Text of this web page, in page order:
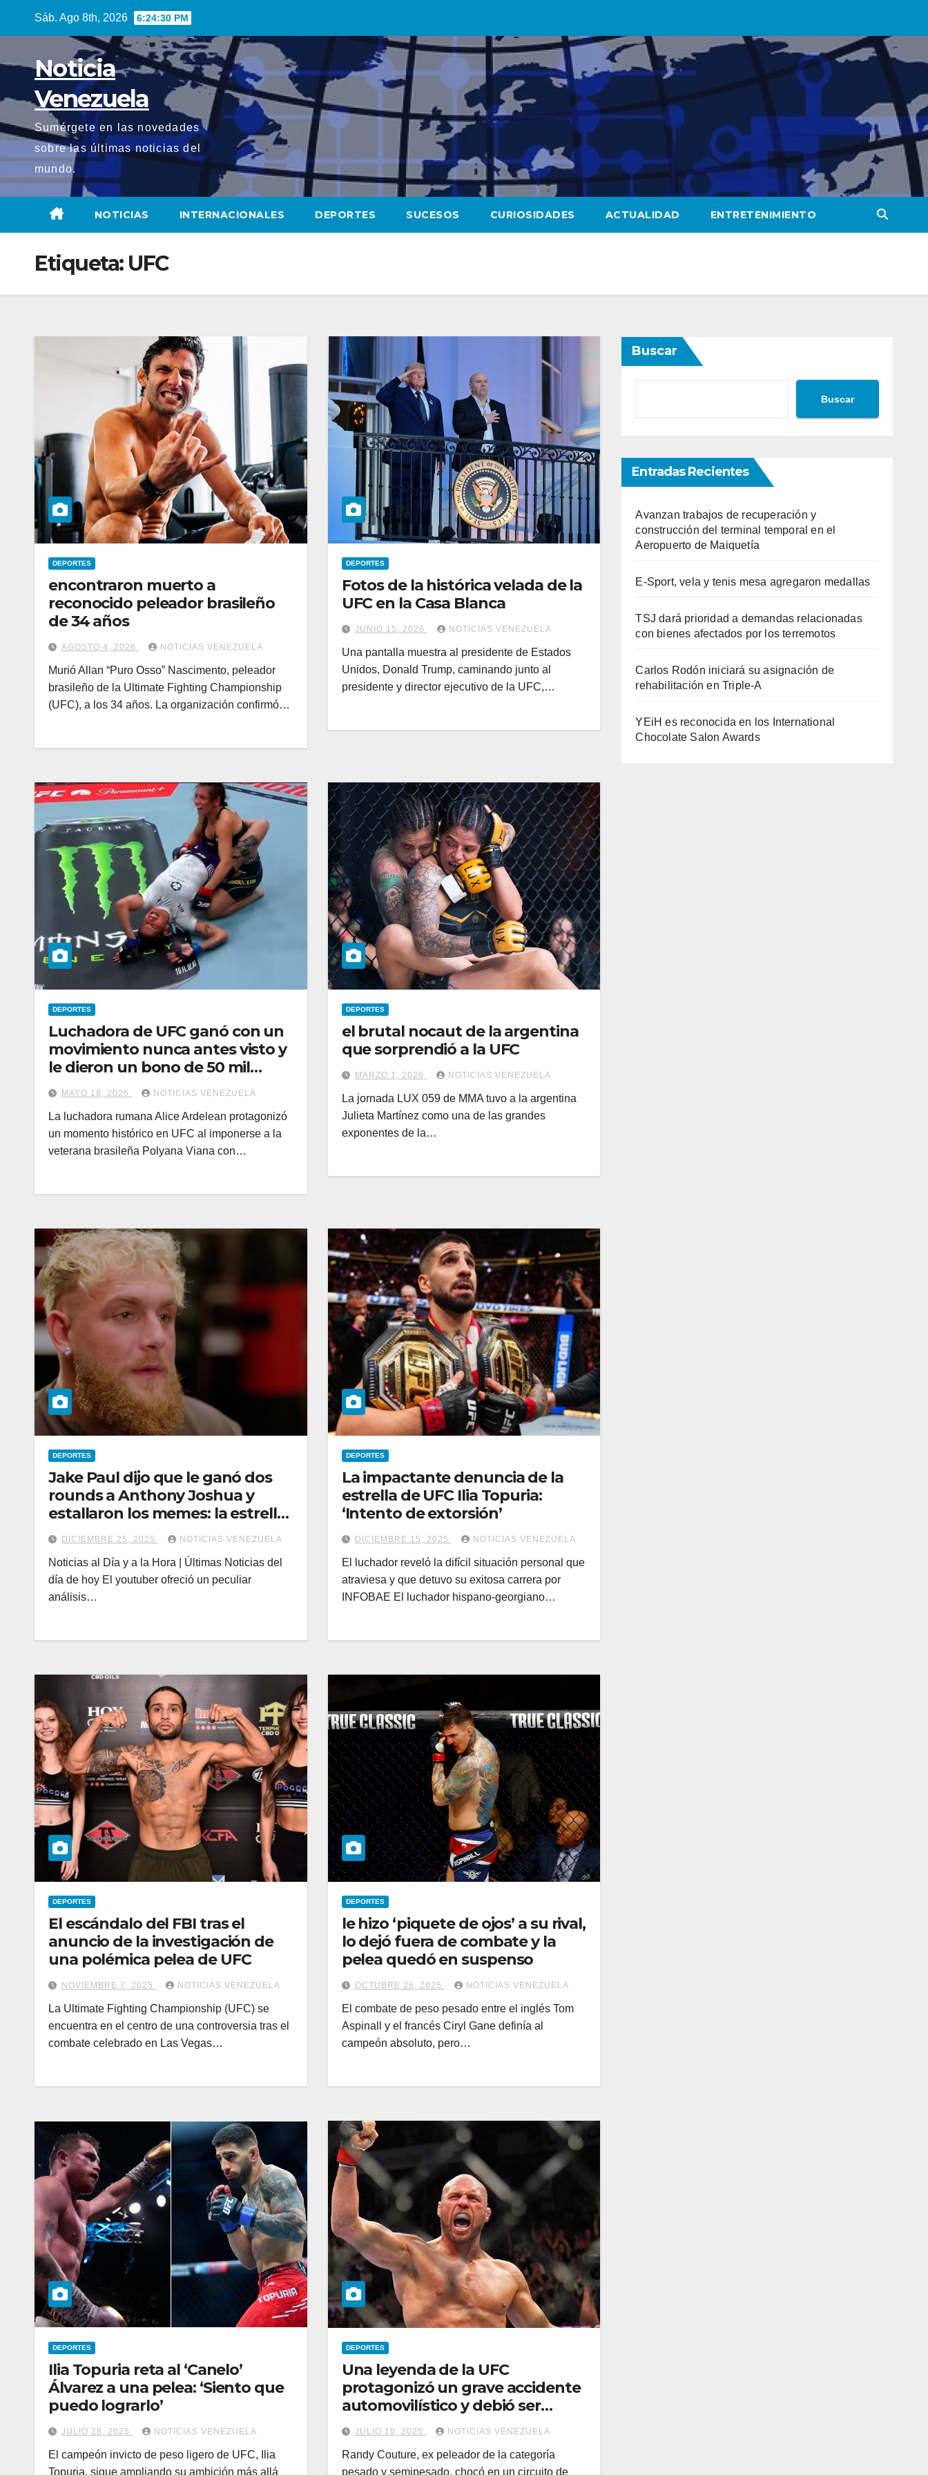
Sáb. Ago 8th, 2026 6:24:31 PM
Noticia
Venezuela
Sumérgete en las novedades
sobre las últimas noticias del
mundo.
NOTICIAS INTERNACIONALES DEPORTES SUCESOS CURIOSIDADES ACTUALIDAD ENTRETENIMIENTO
Etiqueta: UFC
DEPORTES
encontraron muerto a
reconocido peleador brasileño
de 34 años
AGOSTO 4, 2026 NOTICIAS VENEZUELA
Murió Allan “Puro Osso” Nascimento, peleador
brasileño de la Ultimate Fighting Championship
(UFC), a los 34 años. La organización confirmó…
DEPORTES
Fotos de la histórica velada de la
UFC en la Casa Blanca
JUNIO 15, 2026 NOTICIAS VENEZUELA
Una pantalla muestra al presidente de Estados
Unidos, Donald Trump, caminando junto al
presidente y director ejecutivo de la UFC,…
DEPORTES
Luchadora de UFC ganó con un
movimiento nunca antes visto y
le dieron un bono de 50 mil
dólares
MAYO 18, 2026 NOTICIAS VENEZUELA
La luchadora rumana Alice Ardelean protagonizó
un momento histórico en UFC al imponerse a la
veterana brasileña Polyana Viana con…
DEPORTES
el brutal nocaut de la argentina
que sorprendió a la UFC
MARZO 1, 2026 NOTICIAS VENEZUELA
La jornada LUX 059 de MMA tuvo a la argentina
Julieta Martínez como una de las grandes
exponentes de la…
DEPORTES
Jake Paul dijo que le ganó dos
rounds a Anthony Joshua y
estallaron los memes: la estrella
de la UFC a la que desafió
DICIEMBRE 25, 2025 NOTICIAS VENEZUELA
Noticias al Día y a la Hora | Últimas Noticias del
día de hoy El youtuber ofreció un peculiar
análisis…
DEPORTES
La impactante denuncia de la
estrella de UFC Ilia Topuria:
‘Intento de extorsión’
DICIEMBRE 15, 2025 NOTICIAS VENEZUELA
El luchador reveló la difícil situación personal que
atraviesa y que detuvo su exitosa carrera por
INFOBAE El luchador hispano-georgiano…
DEPORTES
El escándalo del FBI tras el
anuncio de la investigación de
una polémica pelea de UFC
NOVIEMBRE 7, 2025 NOTICIAS VENEZUELA
La Ultimate Fighting Championship (UFC) se
encuentra en el centro de una controversia tras el
combate celebrado en Las Vegas…
DEPORTES
le hizo ‘piquete de ojos’ a su rival,
lo dejó fuera de combate y la
pelea quedó en suspenso
OCTUBRE 26, 2025 NOTICIAS VENEZUELA
El combate de peso pesado entre el inglés Tom
Aspinall y el francés Ciryl Gane definía al
campeón absoluto, pero…
DEPORTES
Ilia Topuria reta al ‘Canelo’
Álvarez a una pelea: ‘Siento que
puedo lograrlo’
JULIO 28, 2025 NOTICIAS VENEZUELA
El campeón invicto de peso ligero de UFC, Ilia
Topuria, sigue ampliando su ambición más allá
DEPORTES
Una leyenda de la UFC
protagonizó un grave accidente
automovilístico y debió ser
trasladado de urgencia en
helicóptero
JULIO 10, 2025 NOTICIAS VENEZUELA
Randy Couture, ex peleador de la categoría
pesado y semipesado, chocó en un circuito de
Buscar
Buscar
Entradas Recientes
Avanzan trabajos de recuperación y
construcción del terminal temporal en el
Aeropuerto de Maiquetía
E-Sport, vela y tenis mesa agregaron medallas
TSJ dará prioridad a demandas relacionadas
con bienes afectados por los terremotos
Carlos Rodón iniciará su asignación de
rehabilitación en Triple-A
YEiH es reconocida en los International
Chocolate Salon Awards